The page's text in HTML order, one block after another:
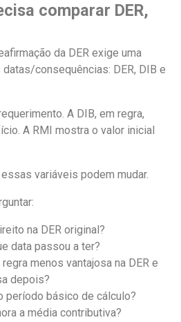
comparar DER,
da DER exige uma
consequências: DER, DIB e
A DIB, em regra,
A RMI mostra o valor inicial
variáveis podem mudar.
na DER original?
data passou a ter?
menos vantajosa na DER e
depois?
período básico de cálculo?
a média contributiva?